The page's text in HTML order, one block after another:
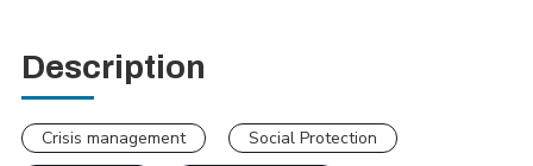
Description
Crisis management
Social Protection